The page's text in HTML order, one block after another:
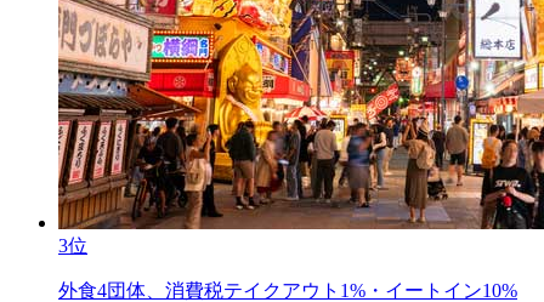
3位
外食4団体、消費税テイクアウト1%・イートイン10%